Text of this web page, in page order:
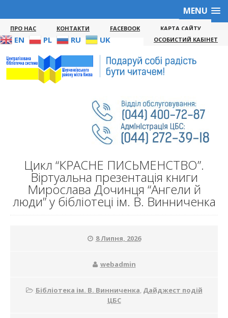
MENU
ПРО НАС КОНТАКТИ FACEBOOK КАРТА САЙТУ
EN PL RU UK ОСОБИСТИЙ КАБІНЕТ
Цикл “КРАСНЕ ПИСЬМЕНСТВО”.
Віртуальна презентація книги
Мирослава Дочинця “Ангели й
люди” у бібліотеці ім. В. Винниченка
8 Липня, 2026
webadmin
Бібліотека ім. В. Винниченка, Дайджест подій
ЦБС